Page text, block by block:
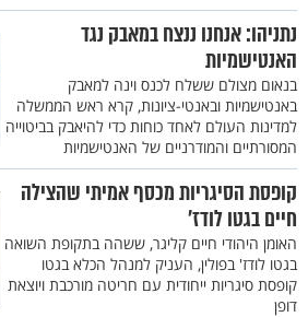
נתניהו: אנחנו ננצח במאבק נגד
האנטישמיות
בנאום מצולם ששלח לכנס וינה למאבק
באנטישמיות ובאנטי-ציונות, קרא ראש הממשלה
למדינות העולם לאחד כוחות כדי להיאבק בביטוייה
המסורתיים והמודרניים של האנטישמיות
קופסת הסיגריות מכסף אמיתי שהצילה
חיים בגטו לודז’
האומן היהודי חיים קליגר, ששהה בתקופת השואה
בגטו לודז' בפולין, העניק למנהל הכלא בגטו
קופסת סיגריות ייחודית עם חריטה מורכבת ויוצאת
דופן